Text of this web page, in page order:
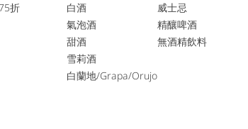
折
白酒
氣泡酒
​甜酒
雪莉酒
白蘭地/Grapa/Orujo
威士忌
精釀啤酒
​無酒精飲料